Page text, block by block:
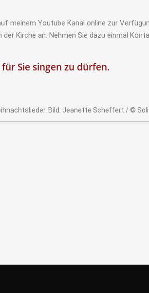
meinem Youtube Kanal online zur
Kirche an. Nehmen Sie dazu einmal
Sie singen zu dürfen.
Bild: Jeanette Scheffert / ©